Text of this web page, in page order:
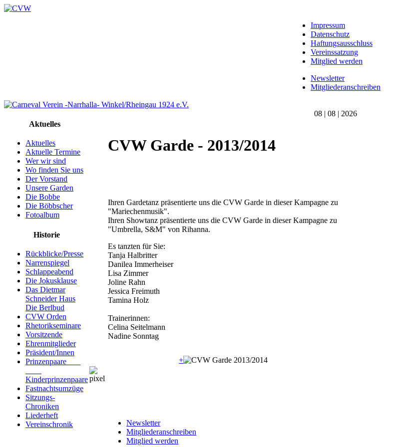
Impressum
Datenschutz
Haftungsausschluss
Vereinssatzung
Mitglied werden
Newsletter
Mitgliederanschreiben
08 | 08 | 2026
Aktuelles
Aktuelles
Aktuelle Termine
Wer wir sind
Wo finden Sie uns
Der Vorstand
Unsere Garden
Die Bobbe
Die Böbbscher
Fotoalbum
Historie
Rückblicke/Presse
Narrenspiegel
Schlappeabend
Die Jokusklause
Das Dietmar
Schneider Haus
Die Berlbud
CVW Orden
Rhetorikseminare
Vorsitzende
Ehrenmitglieder
Präsident/Innen
Prinzenpaare
Kinderprinzenpaare
Fastnachtsumzüge
Sitzungs-
Chroniken
Liederheft
Vereinschronik
CVW Garde - 2013/2014
Ihren Gardetanz präsentierte uns die CVW Garde in dieser Kampagne zu
"Mariechenmusik".
Ihren Showtanz präsentierte uns die CVW Garde in dieser Kampagne zu
"Umbrella, S&M" von Rihanna.
Es tanzten für Sie:
Tanja Halbritter
Danilea Immerheiser
Lisa Zimmer
Joline Rahn
Jessica Freimuth
Tamina Holz
Trainerinnen:
Celina Seitelmann
Nadine Sonntag
+
Newsletter
Mitgliederanschreiben
Mitglied werden